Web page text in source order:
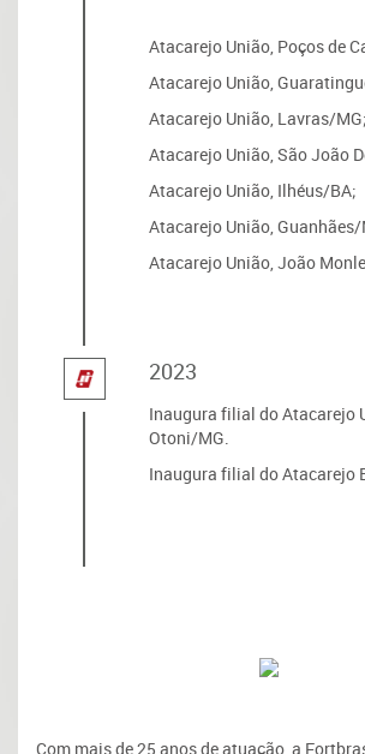
Atacarejo União, Poços de
Atacarejo União,
Atacarejo União, Lavras/MG;
Atacarejo União, São João
Atacarejo União, Ilhéus/BA;
Atacarejo União, Guanhães/
Atacarejo União, João
2023
Inaugura filial do Atacarejo
Otoni/MG.
Inaugura filial do Atacarejo
Com mais de 25 anos de atuação, a